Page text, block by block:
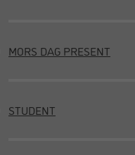
MORS DAG PRESENT
STUDENT